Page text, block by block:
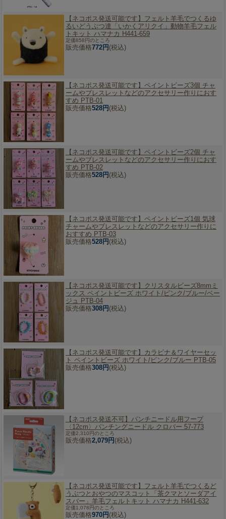
【ネコポス発送可能です】 フェルト羊毛でつくるゆ
るいどうぶつ達「いかくアリクイ」動物羊毛フェル
トキット ハマナカ H441-659
定価858円のところ
販売価格772円 (税込)
【ネコポス発送可能です】 ペイントビーズ3個 チャ
ームやブレスレットなどのアクセサリー作りにおす
すめ PTB-01
販売価格528円 (税込)
【ネコポス発送可能です】 ペイントビーズ2個 チャ
ームやブレスレットなどのアクセサリー作りにおす
すめ PTB-02
販売価格528円 (税込)
【ネコポス発送可能です】 ペイントビーズ1個 気球
チャームやブレスレットなどのアクセサリー作りに
おすすめ PTB-03
販売価格528円 (税込)
【ネコポス発送可能です】 クリスタルビーズ8mmミ
ックス ペイントビーズ ホワイト/ピンク/ブルー/ベー
ジュ PTB-04
販売価格308円 (税込)
【ネコポス発送可能です】
カラビナ＆ワイヤーセッ
ト ペイントビーズ ホワイト/ピンク/ブルー PTB-05
販売価格308円 (税込)
【ネコポス発送不可】 パンチニードル用フープ
〈12cm〉パンチングニードル クロバー 57-773
定価2,310円のところ
販売価格2,079円 (税込)
【ネコポス発送可能です】 フェルト羊毛でつくるど
うぶつとおやつのマスコット「茶クマとソーダアイ
スバー」羊毛フェルトキット ハマナカ H441-632
定価1,078円のところ
販売価格970円 (税込)